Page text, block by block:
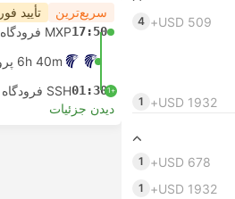
USD 509+
4
USD 1932+
1
USD 678+
1
USD 1932+
1
سریع‌ترین تأیید
17:50MXP فرودگاه مالپنسا میلان
6h 40m پرواز+پرواز.
+1
01:30SSH فرودگاه شرم الشیخ, شرم الشیخ
دیدن جزئیات